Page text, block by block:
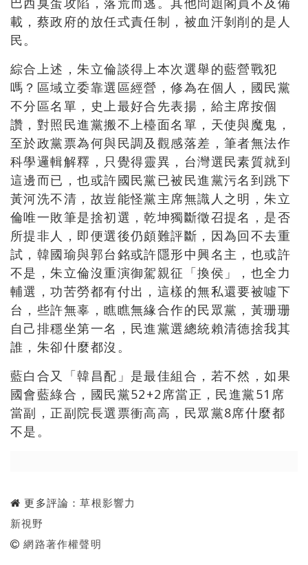
載，蔡政府的放任式責任制，被血汗剝削的是人
民。
綜合上述，朱立倫談得上本次選舉的藍營戰犯
嗎？區域立委靠選區經營，修為在個人，國民黨
不分區名單，史上最好合先表揚，給主席按個
讚，對照民進黨搬不上檯面名單，天使與魔鬼，
至於政黨票為何與民調及觀感落差，筆者無法作
科學邏輯解釋，只覺得靈異，台灣選民素質就到
這邊而已，也或許國民黨已被民進黨污名到跳下
黃河洗不清，故豈能怪黨主席無識人之明，朱立
倫唯一敗筆是捨初選，乾坤獨斷徵召提名，是否
所提非人，即便選後仍頗難評斷，因為回不去重
試，韓國瑜與郭台銘或許隱形中興名主，也或許
不是，朱立倫沒重演御駕親征「換侯」，也全力
輔選，功苦勞都有付出，這樣的無私還要被噓下
台，些許無辜，瞧瞧無緣合作的民眾黨，黃珊珊
自己排穩坐第一名，民進黨選總統賴清德捨我其
誰，朱卻什麼都沒。
藍白合又「韓昌配」是最佳組合，若不然，如果
國會藍綠合，國民黨52+2席當正，民進黨51席
當副，正副院長選票衝高高，民眾黨8席什麼都
不是。
更多評論：草根影響力
新視野
網路著作權聲明